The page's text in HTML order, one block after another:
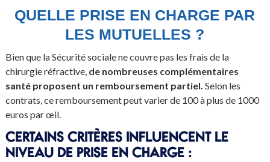
QUELLE PRISE EN CHARGE PAR
LES MUTUELLES ?
Bien que la Sécurité sociale ne couvre pas les frais de la
chirurgie réfractive, de nombreuses complémentaires
santé proposent un remboursement partiel. Selon les
contrats, ce remboursement peut varier de 100 à plus de 1000
euros par œil.
CERTAINS CRITÈRES INFLUENCENT LE
NIVEAU DE PRISE EN CHARGE :